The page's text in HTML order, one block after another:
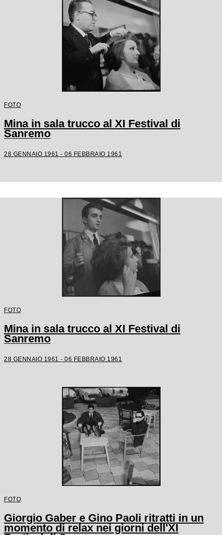
FOTO
Mina in sala trucco al XI Festival di
Sanremo
28 GENNAIO 1961 - 06 FEBBRAIO 1961
FOTO
Mina in sala trucco al XI Festival di
Sanremo
28 GENNAIO 1961 - 06 FEBBRAIO 1961
FOTO
Giorgio Gaber e Gino Paoli ritratti in un
momento di relax nei giorni dell'XI